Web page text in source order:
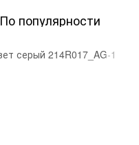
По популярности